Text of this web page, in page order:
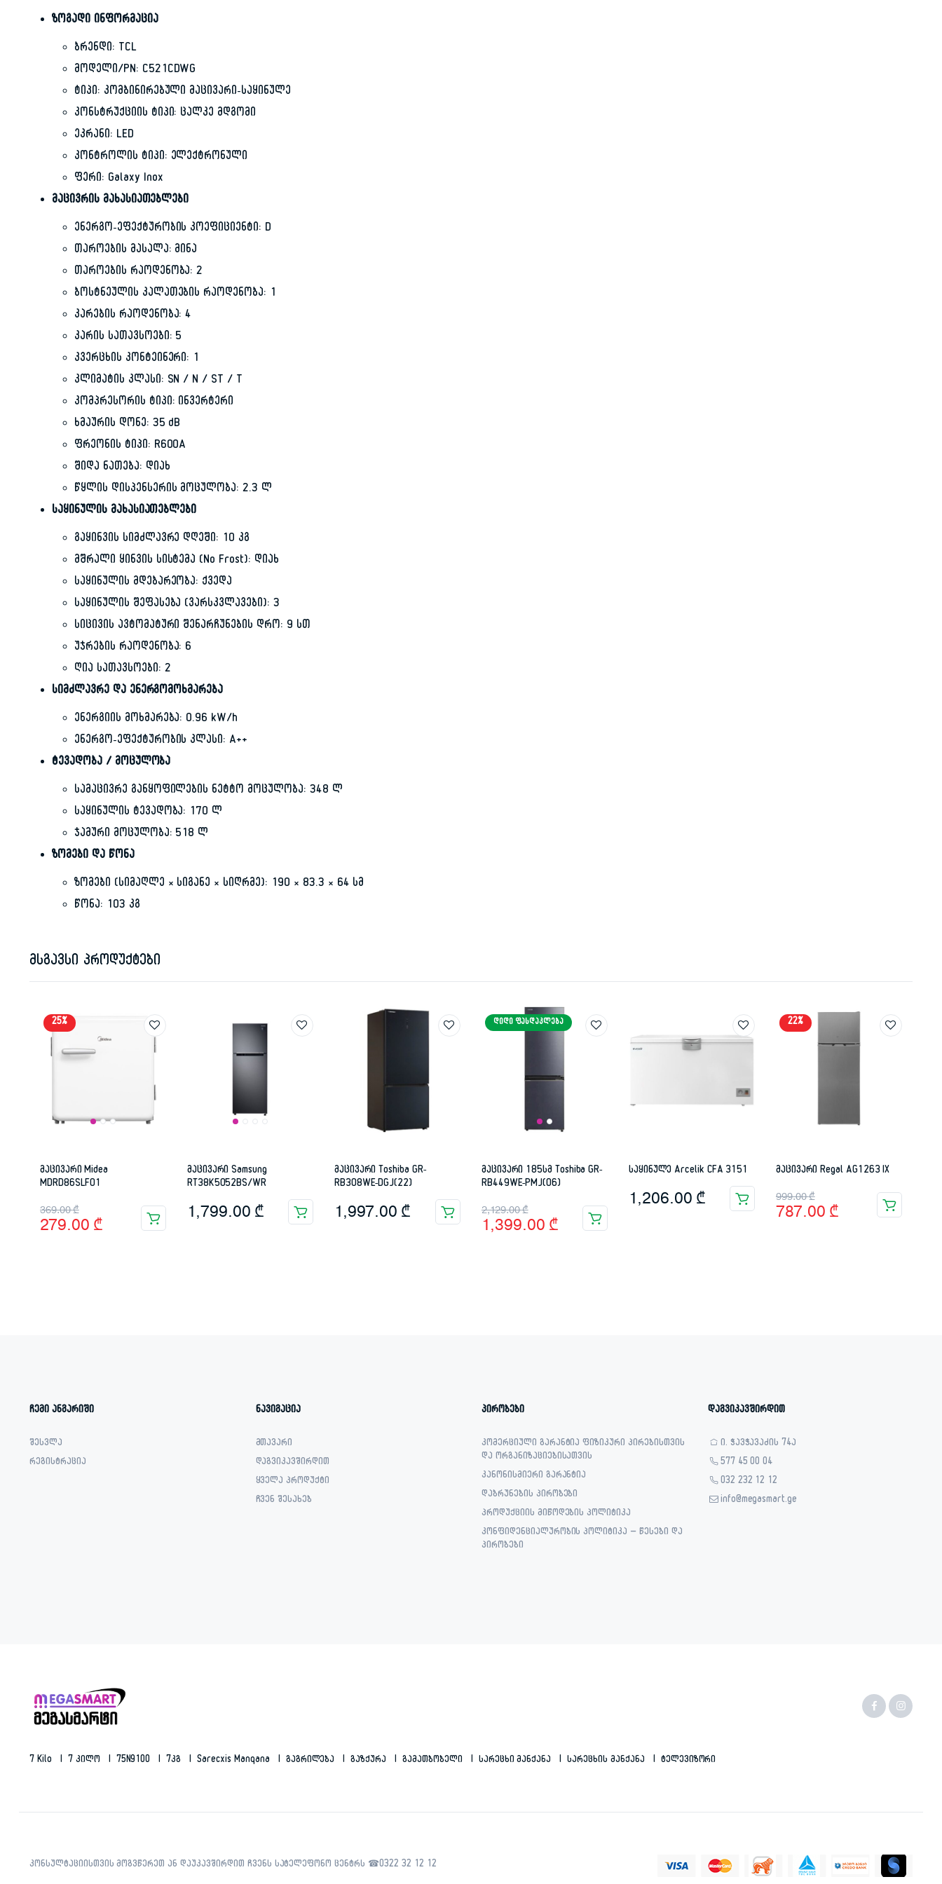
ზოგადი ინფორმაცია
ბრენდი: TCL
მოდელი/PN: C521CDWG
ტიპი: კომბინირებული მაცივარი-საყინულე
კონსტრუქციის ტიპი: ცალკე მდგომი
ეკრანი: LED
კონტროლის ტიპი: ელექტრონული
ფერი: Galaxy Inox
მაცივრის მახასიათებლები
ენერგო-ეფექტურობის კოეფიციენტი: D
თაროების მასალა: მინა
თაროების რაოდენობა: 2
ბოსტნეულის კალათების რაოდენობა: 1
კარების რაოდენობა: 4
კარის სათავსოები: 5
კვერცხის კონტეინერი: 1
კლიმატის კლასი: SN / N / ST / T
კომპრესორის ტიპი: ინვერტერი
ხმაურის დონე: 35 dB
ფრეონის ტიპი: R600A
შიდა ნათება: დიახ
წყლის დისპენსერის მოცულობა: 2.3 ლ
საყინულის მახასიათებლები
გაყინვის სიმძლავრე დღეში: 10 კგ
მშრალი ყინვის სისტემა (No Frost): დიახ
საყინულის მდებარეობა: ქვედა
საყინულის შეფასება (ვარსკვლავები): 3
სიცივის ავტომატური შენარჩუნების დრო: 9 სთ
უჯრების რაოდენობა: 6
ღია სათავსოები: 2
სიმძლავრე და ენერგომოხმარება
ენერგიის მოხმარება: 0.96 kW/h
ენერგო-ეფექტურობის კლასი: A++
ტევადობა / მოცულობა
სამაცივრე განყოფილების ნეტტო მოცულობა: 348 ლ
საყინულის ტევადობა: 170 ლ
ჯამური მოცულობა: 518 ლ
ზომები და წონა
ზომები (სიმაღლე × სიგანე × სიღრმე): 190 × 83.3 × 64 სმ
წონა: 103 კგ
მსგავსი პროდუქტები
25%
მაცივარი Midea
MDRD86SLF01
369.00₾
Original
price
279.00 ₾
Current
price
მაცივარი Samsung
RT38K5052BS/WR
1,799.00 ₾
მაცივარი Toshiba GR-
RB308WE-DGJ(22)
1,997.00 ₾
ᲓᲘᲓᲘ ᲤᲐᲡᲓᲐᲙᲚᲔᲑᲐ
მაცივარი 185სმ Toshiba GR-
RB449WE-PMJ(06)
2,129.00₾
Original
price
1,399.00 ₾
Current
price
საყინულე Arcelik CFA 3151
1,206.00 ₾
22%
მაცივარი Regal AG1263 IX
999.00₾
Original
price
787.00 ₾
Current
price
ჩემი ანგარიში
შესვლა
რეგისტრაცია
ნავიგაცია
მთავარი
დაგვიკავშირდით
ყველა პროდუქტი
ჩვენ შესახებ
პირობები
კომერციული გარანტია ფიზიკური პირებისთვის
და ორგანიზაციებისათვის
კანონისმიერი გარანტია
დაბრუნების პირობები
პროდუქციის მიწოდების პოლიტიკა
კონფიდენციალურობის პოლიტიკა – წესები და
პირობები
დაგვიკავშირდით
ი. ჭავჭავაძის 74ა
577 45 00 04
032 232 12 12
info@megasmart.ge
7 Kilo 7 Კილო 75N9100 7კგ Sarecxis Manqana Გაგრილება Გაზქურა Გამათბობელი Სარეცხი Მანქანა Სარეცხის Მანქანა Ტელევიზორი